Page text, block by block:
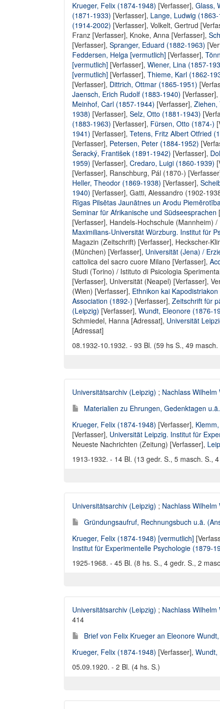
Krueger, Felix (1874-1948) [Verfasser], Glass,
(1871-1933) [Verfasser], Lange, Ludwig
(1914-2002) [Verfasser], Volkelt, Gertrud
Franz [Verfasser], Knoke, Anna [Verfasser],
[Verfasser], Spranger, Eduard (1882-1963)
Feddersen, Helga [vermutlich] [Verfasser],
[vermutlich] [Verfasser], Wiener, Lina (1857-
[vermutlich] [Verfasser], Thieme, Karl (1862-
[Verfasser], Dittrich, Ottmar (1865-1951)
Jaensch, Erich Rudolf (1883-1940) [Verfasser],
Meinhof, Carl (1857-1944) [Verfasser], Ziehen,
1938) [Verfasser], Selz, Otto (1881-1943)
(1883-1963) [Verfasser], Fürsen, Otto (1874-)
1941) [Verfasser], Tetens, Fritz Albert Otfried
[Verfasser], Petersen, Peter (1884-1952)
Šeracký, František (1891-1942) [Verfasser],
1959) [Verfasser], Credaro, Luigi (1860-1939)
[Verfasser], Ranschburg, Pál (1870-)
Heller, Theodor (1869-1938) [Verfasser],
1940) [Verfasser], Gatti, Alessandro (1902-
Rīgas Pilsētas Jaunātnes un Arodu
Seminar für Afrikanische und Südseesprachen
[Verfasser], Handels-Hochschule (Mannheim)
Maximilians-Universität Würzburg. Institut für
Magazin (Zeitschrift) [Verfasser], Heckscher-
(München) [Verfasser], Universität (Jena) /
cattolica del sacro cuore Milano [Verfasser],
Studi (Torino) / Istituto di Psicologia
[Verfasser], Universität (Neapel) [Verfasser],
(Wien) [Verfasser], Ethnikon kai
Association (1892-) [Verfasser], Zeitschrift für
(Leipzig) [Verfasser], Wundt, Eleonore (1876-
Schmiedel, Hanna [Adressat], Universität
[Adressat]
08.1932-10.1932. - 93 Bl. (59 hs S., 49
Universitätsarchiv (Leipzig) ; Nachlass Wilhelm
Materialien zu Ehrungen, Gedenktagen
Krueger, Felix (1874-1948) [Verfasser],
[Verfasser], Universität Leipzig. Institut für
Neueste Nachrichten (Zeitung) [Verfasser],
1913-1932. - 14 Bl. (13 gedr. S., 5 masch. S.,
Universitätsarchiv (Leipzig) ; Nachlass Wilhelm
Gründungsaufruf, Rechnungsbuch u.ä.
Krueger, Felix (1874-1948) [vermutlich]
Institut für Experimentelle Psychologie (1879-
1925-1968. - 45 Bl. (8 hs. S., 4 gedr. S., 2
Universitätsarchiv (Leipzig) ; Nachlass Wilhelm
414
Brief von Felix Krueger an Eleonore
Krueger, Felix (1874-1948) [Verfasser], Wundt,
05.09.1920. - 2 Bl. (4 hs. S.)